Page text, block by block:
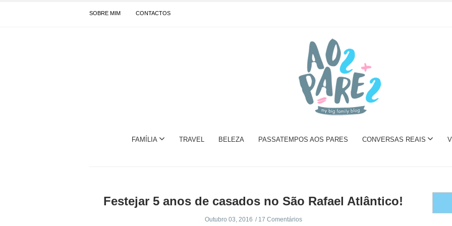
SOBRE MIM CONTACTOS
FAMÍLIA TRAVEL BELEZA PASSATEMPOS AOS PARES CONVERSAS REAIS
Festejar 5 anos de casados no São Rafael Atlântico!
Outubro 03, 2016 17 Comentários